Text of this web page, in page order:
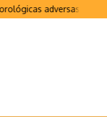
adversas que